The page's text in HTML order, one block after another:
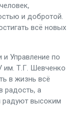
и добротой.
всё новых
Управление по
Т.Г. Шевченко
в жизнь всё
радость, а
радуют высоким